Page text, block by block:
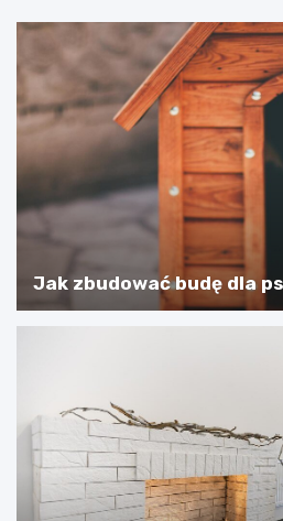
Jak zbudować budę dla